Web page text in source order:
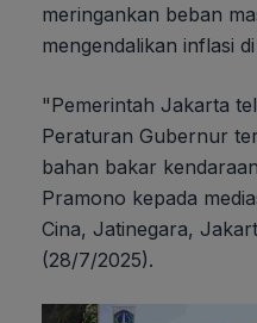
meringankan beban
mengendalikan inflasi
"Pemerintah Jakarta
Peraturan Gubernur
bahan bakar
Pramono kepada
Cina, Jatinegara,
(28/7/2025).